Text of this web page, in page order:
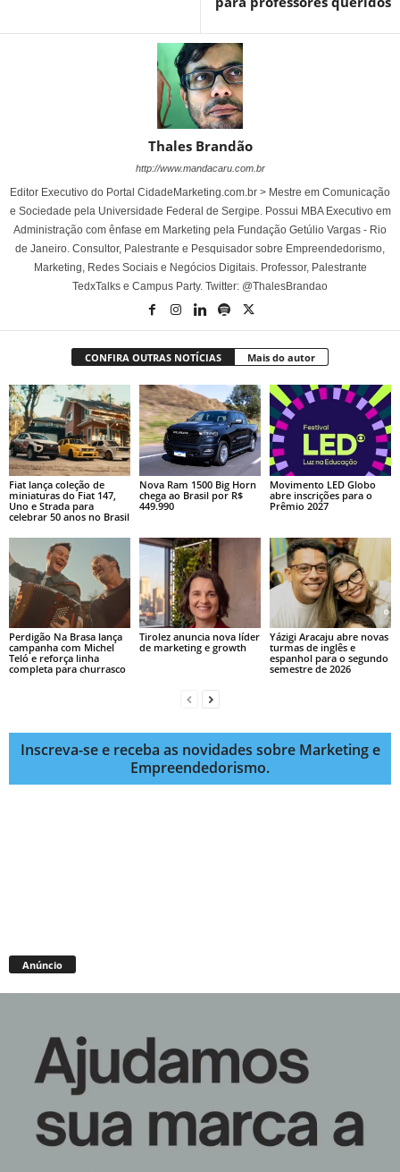
Thales Brandão
http://www.mandacaru.com.br
Editor Executivo do Portal CidadeMarketing.com.br > Mestre em Comunicação
e Sociedade pela Universidade Federal de Sergipe. Possui MBA Executivo em
Administração com ênfase em Marketing pela Fundação Getúlio Vargas - Rio
de Janeiro. Consultor, Palestrante e Pesquisador sobre Empreendedorismo,
Marketing, Redes Sociais e Negócios Digitais. Professor, Palestrante
TedxTalks e Campus Party. Twitter: @ThalesBrandao
CONFIRA OUTRAS NOTÍCIAS Mais do autor
Fiat lança coleção de
miniaturas do Fiat 147,
Uno e Strada para
celebrar 50 anos no Brasil
Nova Ram 1500 Big Horn
chega ao Brasil por R$
449.990
Movimento LED Globo
abre inscrições para o
Prêmio 2027
Perdigão Na Brasa lança
campanha com Michel
Teló e reforça linha
completa para churrasco
Tirolez anuncia nova líder
de marketing e growth
Yázigi Aracaju abre novas
turmas de inglês e
espanhol para o segundo
semestre de 2026
Inscreva-se e receba as novidades sobre Marketing e
Empreendedorismo.
Anúncio